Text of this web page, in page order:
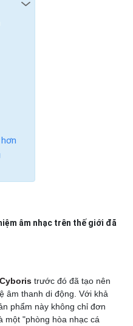
âm nhạc trên thế giới đã
trước đó đã tạo nên
âm thanh di động. Với khả
phẩm này không chỉ đơn
một "phòng hòa nhạc cá